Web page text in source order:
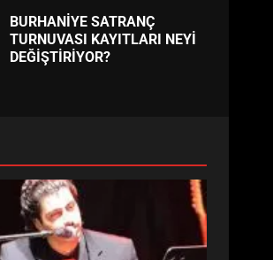
BURHANİYE SATRANÇ
TURNUVASI KAYITLARI NEYİ
DEĞİŞTİRİYOR?
YÖNETİM NASIL ŞEKİLLENDİ?
AYVALIK SU MİRASI İÇİN